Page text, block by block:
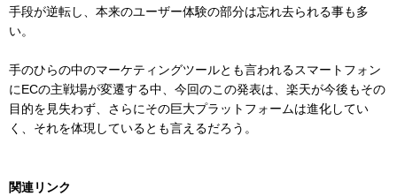
手段が逆転し、本来のユーザー体験の部分は忘れ去られる事も多
い。
手のひらの中のマーケティングツールとも言われるスマートフォン
にECの主戦場が変遷する中、今回のこの発表は、楽天が今後もその
目的を見失わず、さらにその巨大プラットフォームは進化してい
く、それを体現しているとも言えるだろう。
関連リンク